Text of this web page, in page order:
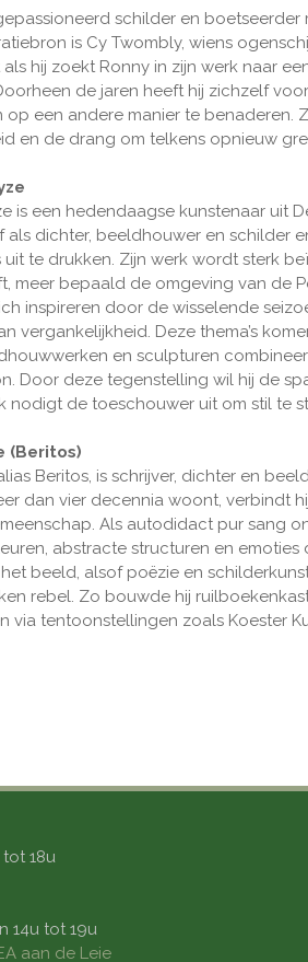
schilder en
is Cy Twombly, wiens
hij zoekt Ronny in zijn werk naar
de jaren heeft hij zichzelf
op een andere manier te benaderen.
en de drang om telkens opnieuw
is een hedendaagse kunstenaar uit
als dichter, beeldhouwer en schilder
uit te drukken. Zijn werk wordt sterk
meer bepaald de omgeving van de
inspireren door de wisselende
vergankelijkheid. Deze thema’s
en sculpturen
Door deze tegenstelling wil hij de
nodigt de toeschouwer uit om stil te
(Beritos)
Beritos, is schrijver, dichter en
dan vier decennia woont, verbindt
Als autodidact pur sang
abstracte structuren en emoties
beeld, alsof poëzie en
rebel. Zo bouwde hij
via tentoonstellingen zoals Koester
18u
14u tot 19u
aan de Leie